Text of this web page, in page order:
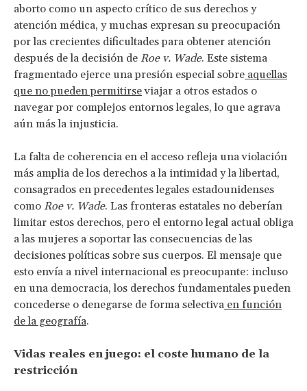
aborto como un aspecto crítico de sus derechos y
atención médica, y muchas expresan su preocupación
por las crecientes dificultades para obtener atención
después de la decisión de Roe v. Wade. Este sistema
fragmentado ejerce una presión especial sobre aquellas
que no pueden permitirseviajar a otros estados o
navegar por complejos entornos legales, lo que agrava
aún más la injusticia.
La falta de coherencia en el acceso refleja una violación
más amplia de los derechos a la intimidad y la libertad,
consagrados en precedentes legales estadounidenses
como Roe v. Wade. Las fronteras estatales no deberían
limitar estos derechos, pero el entorno legal actual obliga
a las mujeres a soportar las consecuencias de las
decisiones políticas sobre sus cuerpos. El mensaje que
esto envía a nivel internacional es preocupante: incluso
en una democracia, los derechos fundamentales pueden
concederse o denegarse de forma selectiva en función
de la geografía.
Vidas reales en juego: el coste humano de la
restricción